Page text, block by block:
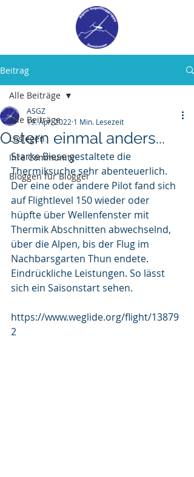
Beitrag
Alle Beiträge
Loslegen
Ihre Community
Bloggen für Blogger
Alle Beiträge
Ostern einmal anders...
ASGZ
19. Apr. 2022 1 Min. Lesezeit
Starke Biese gestaltete die
Thermiksuche sehr abenteuerlich.
Der eine oder andere Pilot fand sich
auf Flightlevel 150 wieder oder
hüpfte über Wellenfenster mit
Thermik Abschnitten abwechselnd,
über die Alpen, bis der Flug im
Nachbarsgarten Thun endete.
Eindrückliche Leistungen. So lässt
sich ein Saisonstart sehen.
https://www.weglide.org/flight/13879
2